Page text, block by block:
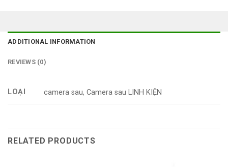
ADDITIONAL INFORMATION
REVIEWS (0)
LOẠI camera sau, Camera sau LINH KIỆN
RELATED PRODUCTS